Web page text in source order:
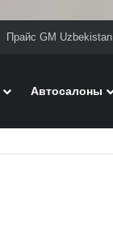
Прайс GM Uzbekistan
Автосалоны